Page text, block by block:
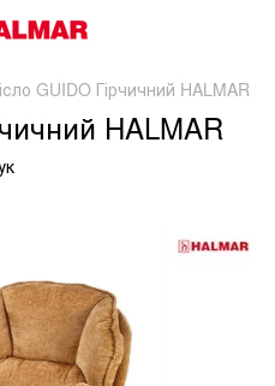
GUIDO Гірчичний HALMAR
HALMAR